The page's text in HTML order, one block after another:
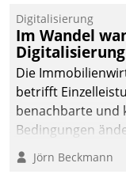
Digitalisierung
Im Wandel
Die
betrifft
benachbarte und
Bedingungen
technisch die
fürs Wachsen
Jörn Beckmann